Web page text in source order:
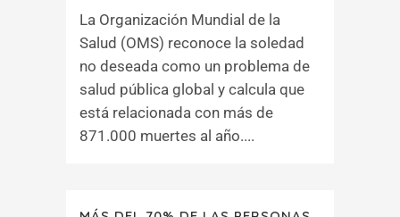
La Organización Mundial de la
Salud (OMS) reconoce la soledad
no deseada como un problema de
salud pública global y calcula que
está relacionada con más de
871.000 muertes al año....